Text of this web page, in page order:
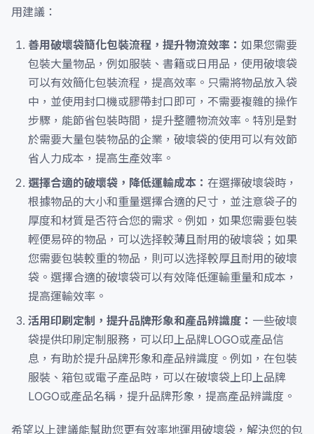
用建議：
善用破壞袋簡化包裝流程，提升物流效率： 如果您需要
包裝大量物品，例如服裝、書籍或日用品，使用破壞袋
可以有效簡化包裝流程，提高效率。只需將物品放入袋
中，並使用封口機或膠帶封口即可，不需要複雜的操作
步驟，能節省包裝時間，提升整體物流效率。特別是對
於需要大量包裝物品的企業，破壞袋的使用可以有效節
省人力成本，提高生產效率。
選擇合適的破壞袋，降低運輸成本： 在選擇破壞袋時，
根據物品的大小和重量選擇合適的尺寸，並注意袋子的
厚度和材質是否符合您的需求。例如，如果您需要包裝
輕便易碎的物品，可以选择較薄且耐用的破壞袋；如果
您需要包裝較重的物品，則可以选择較厚且耐用的破壞
袋。選擇合適的破壞袋可以有效降低運輸重量和成本，
提高運輸效率。
活用印刷定制，提升品牌形象和產品辨識度： 一些破壞
袋提供印刷定制服務，可以印上品牌LOGO或產品信
息，有助於提升品牌形象和產品辨識度。例如，在包裝
服裝、箱包或電子產品時，可以在破壞袋上印上品牌
LOGO或產品名稱，提升品牌形象，提高產品辨識度。
希望以上建議能幫助您更有效率地運用破壞袋，解決您的包